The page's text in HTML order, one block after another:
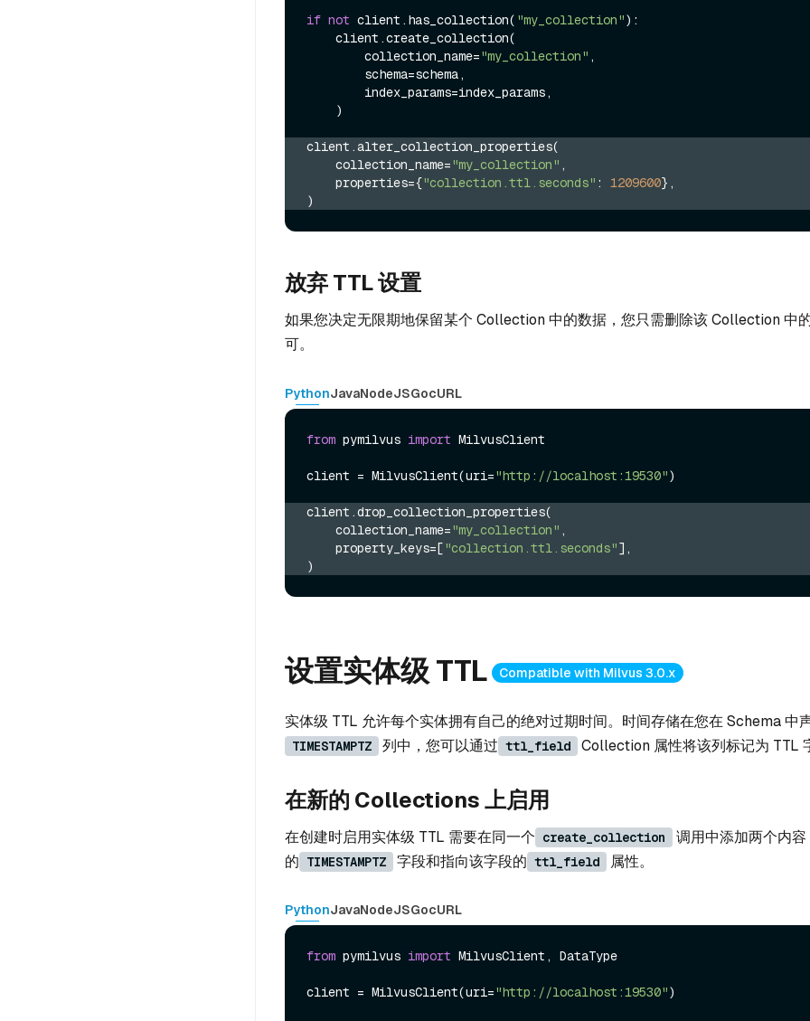
if not client.has_collection( "my_collection"):
        collection_name=
"my_collection" ,
client.alter_collection_properties(
    collection_name=
"my_collection" ,
    properties={
"collection.ttl.seconds" : 1209600},
)
放弃 TTL 设置
如果您决定无限期地保留某个 Collection 中的数据，您只需删除该 Collection 中
可。
PythonJavaNodeJSGocURL
from pymilvus import MilvusClient
client = MilvusClient(uri="http://localhost:19530")
client.drop_collection_properties(
    collection_name=
"my_collection" ,
    property_keys=[
"collection.ttl.seconds"],
)
设置实体级 TTL Compatible with Milvus 3.0.x
实体级 TTL 允许每个实体拥有自己的绝对过期时间。时间存储在您在 Schema 中
TIMESTAMPTZ 列中，您可以通过 ttl_field Collection 属性将该列标记为 TTL
在新的 Collections 上启用
在创建时启用实体级 TTL 需要在同一个 create_collection
调用中添加两个内
的 TIMESTAMPTZ 字段和指向该字段的 ttl_field 属性。
PythonJavaNodeJSGocURL
from pymilvus import MilvusClient, DataType
client = MilvusClient(uri="http://localhost:19530")